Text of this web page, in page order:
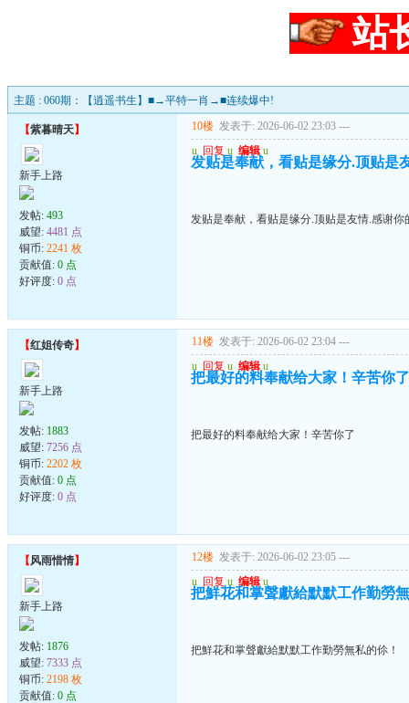
站
主题 : 060期：【逍遥书生】■→平特一肖→■连续爆中!
【紫暮晴天】
新手上路
发帖: 493
威望: 4481 点
铜币: 2241 枚
贡献值: 0 点
好评度: 0 点
10楼 发表于: 2026-06-02 23:03 ---
u 回复 u 编辑 u
发贴是奉献，看贴是缘分.顶贴是
发贴是奉献，看贴是缘分.顶贴是友情.感谢你
【红姐传奇】
新手上路
发帖: 1883
威望: 7256 点
铜币: 2202 枚
贡献值: 0 点
好评度: 0 点
11楼 发表于: 2026-06-02 23:04 ---
u 回复 u 编辑 u
把最好的料奉献给大家！辛苦你了
把最好的料奉献给大家！辛苦你了
【风雨惜情】
新手上路
发帖: 1876
威望: 7333 点
铜币: 2198 枚
贡献值: 0 点
12楼 发表于: 2026-06-02 23:05 ---
u 回复 u 编辑 u
把鮮花和掌聲獻給默默工作勤勞
把鮮花和掌聲獻給默默工作勤勞無私的伱！